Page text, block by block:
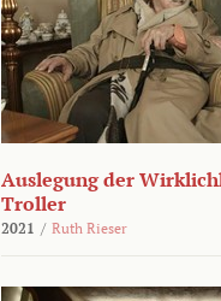
Auslegung der
Troller
2021 / Ruth Rieser